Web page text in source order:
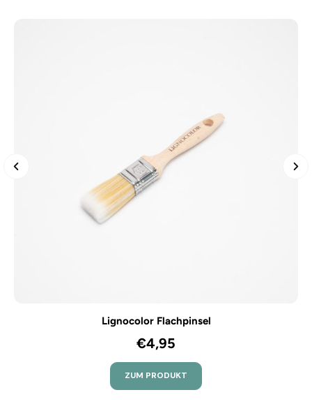
Lignocolor Flachpinsel
€4,95
ZUM PRODUKT